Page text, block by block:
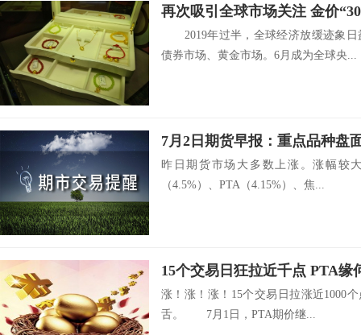
再次吸引全球市场关注 金价
2019年过半，全球经济放缓迹象日
债券市场、黄金市场。6月成为全球央...
7月2日期货早报：重点品种盘
昨日期货市场大多数上涨。涨幅较
（4.5%）、PTA（4.15%）、焦...
涨！涨！涨！15个交易日拉涨近1000
舌。 7月1日，PTA期价继...